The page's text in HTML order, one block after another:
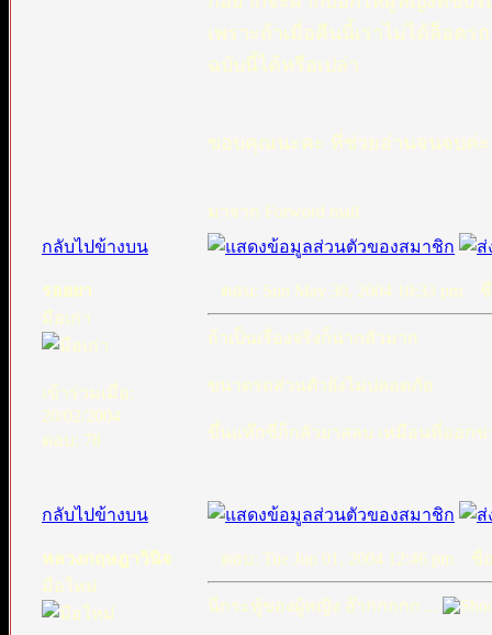
เพราะถ้าเมื่อคืนนี้เราไม่ได้ล็อคร
ฉบับนี้ได้หรือเปล่า
ขอบคุณนะคะ ที่ช่วยอ่านจนจบค่ะ
มาจาก Forword mail
กลับไปข้างบน
รอยยา
มือเก่า
เข้าร่วมเมื่อ:
20/02/2004
ตอบ: 78
ตอบ: Sun May 30, 2004 10:33 pm ชื่
ถ้าเป็นเรื่องจริงก็น่ากลัวมาก
ขนาดรถส่วนตัวยังไม่ปลอดภัย
ขึ้นแท๊กซี่ก็กลัวยาสลบ เหมือนที่ออกข่
กลับไปข้างบน
หลวงกฤษฎาวินิจ
มือใหม่
ตอบ: Tue Jun 01, 2004 12:46 pm ชื่อ
นี่กระทู้ของผู้หญิง อ๊ากกกกก ...